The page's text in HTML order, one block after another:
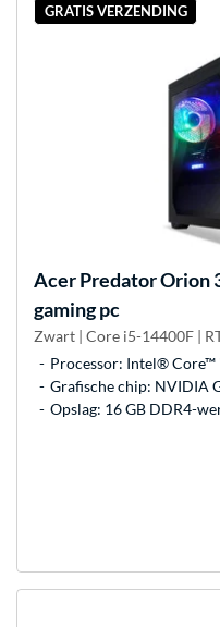
GRATIS VERZENDING
AcerPredator Orion
gaming pc
Zwart | Core i5-14400F |
Processor: Intel® Core™
Grafische chip: NVIDIA
Opslag: 16 GB DDR4-